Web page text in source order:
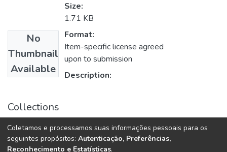
No
Thumbnail
Available
Size:
1.71 KB
Format:
Item-specific license agreed
upon to submission
Description:
Collections
CURSO DE ESPECIALIZAÇÃO EM ALTOS ESTUDOS EM
SEGURANÇA PÚBLICA - CAESP - 2024
Coletamos e processamos suas informações pessoais para os
seguintes propósitos: Autenticação, Preferências,
Reconhecimento e Estatísticas.